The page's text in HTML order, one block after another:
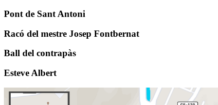
Pont de Sant Antoni
Racó del mestre Josep Fontbernat
Ball del contrapàs
Esteve Albert